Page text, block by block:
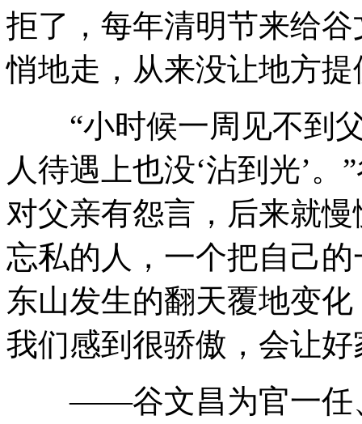
拒了，每年清明节来给
悄地走，从来没让地方
“小时候一周见不到父
人待遇上也没‘沾到光’
对父亲有怨言，后来就
忘私的人，一个把自己
东山发生的翻天覆地变
我们感到很骄傲，会让
——谷文昌为官一任、